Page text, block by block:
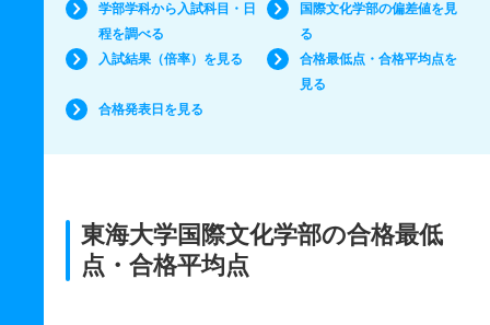
学部学科から入試科目・日
程を調べる
国際文化学部の偏差値を見
る
入試結果（倍率）を見る
合格最低点・合格平均点を
見る
合格発表日を見る
東海大学国際文化学部の合格最低
点・合格平均点